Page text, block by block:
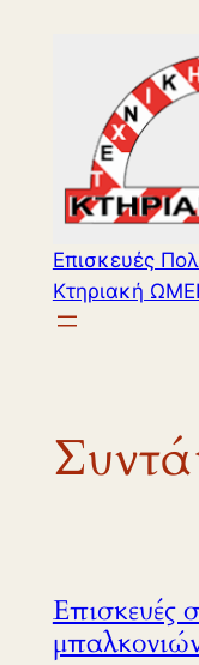
περιεχόμενο
Επισκευές
Κτηριακή
Επισκευές